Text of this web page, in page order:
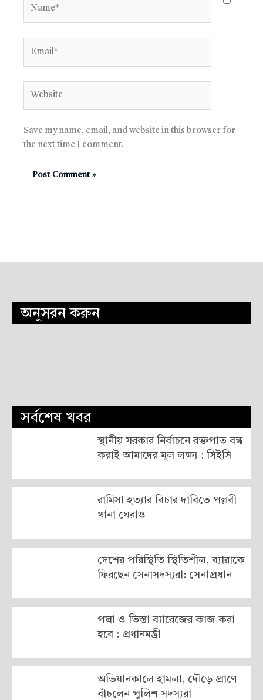
Save my name, email, and website in this browser for
the next time I comment.
অনুসরন করুন
সর্বশেষ খবর
স্থানীয় সরকার নির্বাচনে রক্তপাত বন্ধ
করাই আমাদের মূল লক্ষ্য : সিইসি
রামিসা হত্যার বিচার দাবিতে পল্লবী
থানা ঘেরাও
দেশের পরিস্থিতি স্থিতিশীল, ব্যারাকে
ফিরছেন সেনাসদস্যরা: সেনাপ্রধান
পদ্মা ও তিস্তা ব্যারেজের কাজ করা
হবে : প্রধানমন্ত্রী
অভিযানকালে হামলা, দৌড়ে প্রাণে
বাঁচলেন পুলিশ সদস্যরা